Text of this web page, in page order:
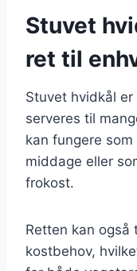
Stuvet
ret til
Stuvet hvidkål
serveres til
kan fungere
middage eller
frokost.
Retten kan også
kostbehov,